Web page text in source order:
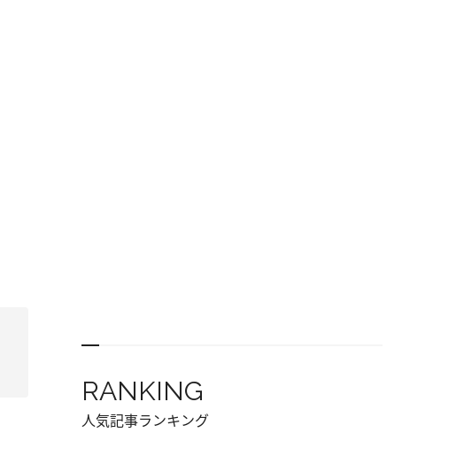
RANKING
人気記事ランキング